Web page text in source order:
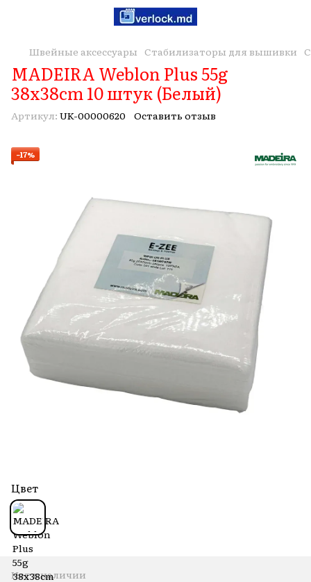
Швейные аксессуары Стабилизаторы для вышивки
MADEIRA Weblon Plus 55g
38x38cm 10 штук (Белый)
Артикул: UK-00000620 Оставить отзыв
−17%
Цвет
Нет в наличии